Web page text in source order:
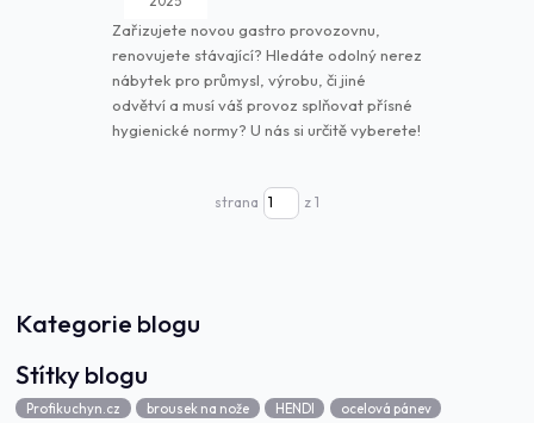
Kategorie blogu
Štítky blogu
Profikuchyn.cz brousek na nože HENDI
ocelová pánev
Zařizujete novou gastro provozovnu,
renovujete stávající? Hledáte odolný nerez
nábytek pro průmysl, výrobu, či jiné
odvětví a musí váš provoz splňovat přísné
hygienické normy? U nás si určitě vyberete!
strana z 1